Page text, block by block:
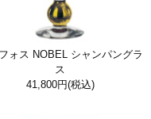
ォス NOBEL シャンパングラ
ス
41,800円(税込)